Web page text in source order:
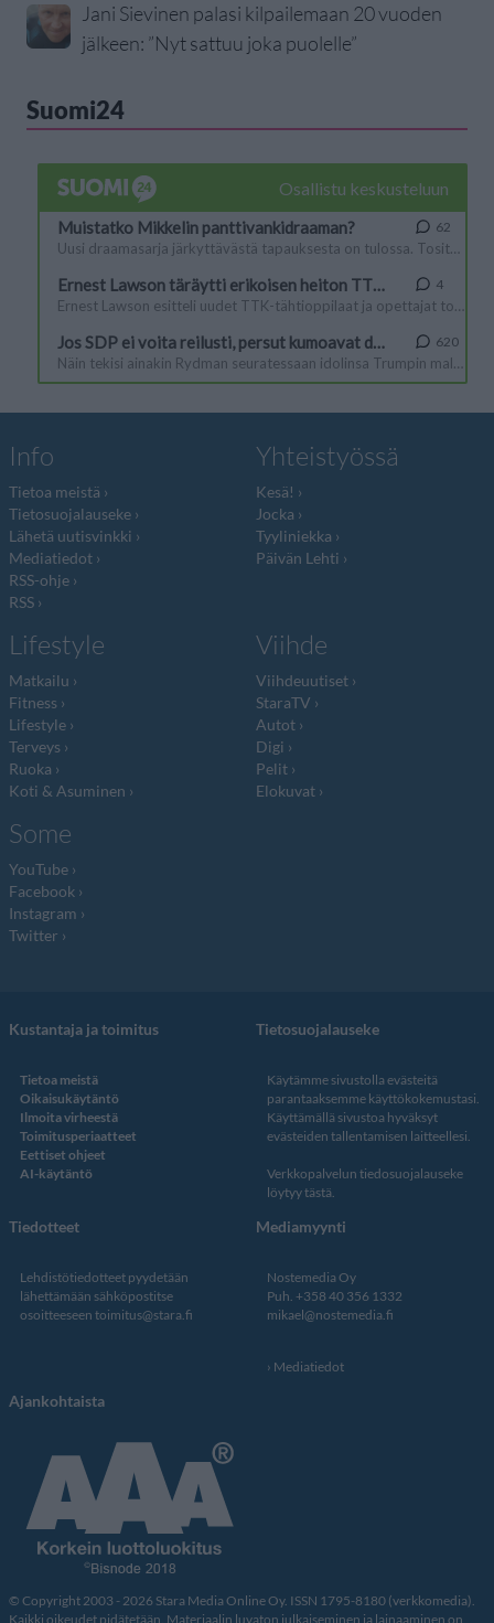
Jani Sievinen palasi kilpailemaan 20 vuoden
jälkeen: ”Nyt sattuu joka puolelle”
Suomi24
Info
Tietoa meistä
Tietosuojalauseke
Lähetä uutisvinkki
Mediatiedot
RSS-ohje
RSS
Yhteistyössä
Kesä!
Jocka
Tyyliniekka
Päivän Lehti
Lifestyle
Matkailu
Fitness
Lifestyle
Terveys
Ruoka
Koti & Asuminen
Viihde
Viihdeuutiset
StaraTV
Autot
Digi
Pelit
Elokuvat
Some
YouTube
Facebook
Instagram
Twitter
Kustantaja ja toimitus
Tietoa meistä
Oikaisukäytäntö
Ilmoita virheestä
Toimitusperiaatteet
Eettiset ohjeet
AI-käytäntö
Tietosuojalauseke
Käytämme sivustolla evästeitä
parantaaksemme käyttökokemustasi.
Käyttämällä sivustoa hyväksyt
evästeiden tallentamisen laitteellesi.
Verkkopalvelun tiedosuojalauseke
löytyy tästä.
Tiedotteet
Lehdistötiedotteet pyydetään
lähettämään sähköpostitse
osoitteeseen toimitus@stara.fi
Mediamyynti
Nostemedia Oy
Puh. +358 40 356 1332
mikael@nostemedia.fi
Mediatiedot
Ajankohtaista
© Copyright 2003 - 2026 Stara Media Online Oy. ISSN 1795-8180 (verkkomedia).
Kaikki oikeudet pidätetään. Materiaalin luvaton julkaiseminen ja lainaaminen on